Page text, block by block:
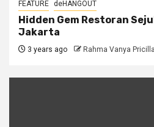
FEATURE deHANGOUT
Hidden Gem Restoran
Jakarta
3 years ago Rahma Vanya Pricilla